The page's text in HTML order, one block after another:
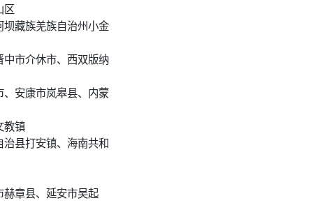
区
藏族羌族自治州小金
市介休市、西双版纳
安康市岚皋县、内蒙
教镇
县打安镇、海南共和
章县、延安市吴起